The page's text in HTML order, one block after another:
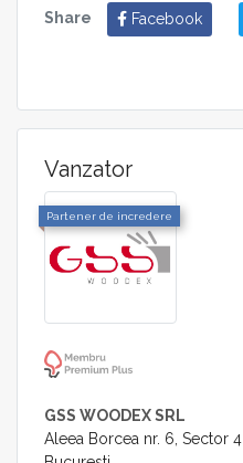
Share Facebook
Vanzator
Partener de incredere
GSS WOODEX SRL
Aleea Borcea nr. 6, Sector 4